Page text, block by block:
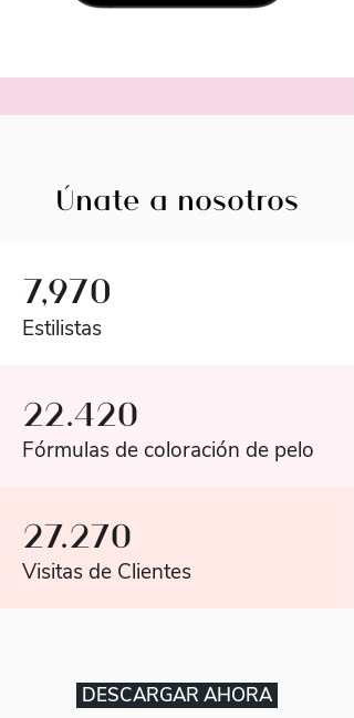
Únate a nosotros
7,970
Estilistas
22.420
Fórmulas de coloración de pelo
27.270
Visitas de Clientes
DESCARGAR AHORA